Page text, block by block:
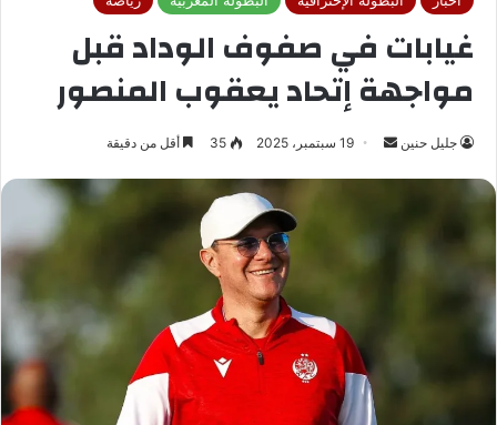
غيابات في صفوف الوداد قبل
مواجهة إتحاد يعقوب المنصور
جليل حنين 19 سبتمبر، 2025 35 أقل من دقيقة